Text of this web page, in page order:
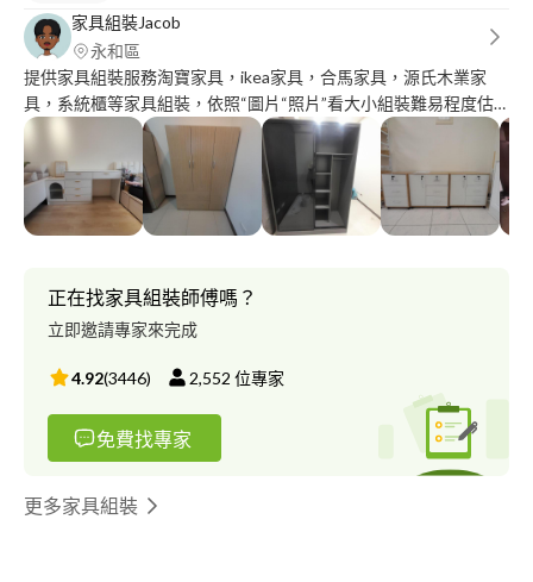
家具組裝Jacob
永和區
提供家具組裝服務淘寶家具，ikea家具，合馬家具，源氏木業家
具，系統櫃等家具組裝，依照“圖片“照片”看大小組裝難易程度估
價這樣子。 資料裡面有些案例圖片可以參考 ∆舊家具拆裝沒運送服
務
正在找家具組裝師傅嗎？
立即邀請專家來完成
4.92(3446) 2,552 位專家
免費找專家
更多家具組裝